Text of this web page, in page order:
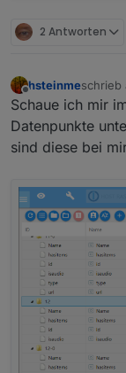
2 Antworten
Offline
hsteinmeschrieb
zuletzt
Schaue ich mir
Datenpunkte
sind diese bei